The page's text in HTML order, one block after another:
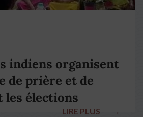
indiens organisent
de prière et de
les élections
LIRE PLUS →